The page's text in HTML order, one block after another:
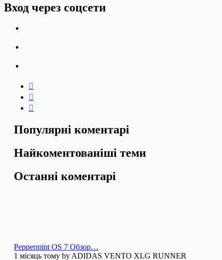
Вход через соцсети
Популярні коментарі
Найкоментованіші теми
Останні коментарі
Peppermint OS 7 Обзор…
1 місяць тому by ADIDAS VENTO XLG RUNNER